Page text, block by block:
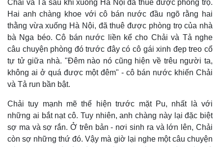
Kinh tế
Bất động sản
Khởi nghiệp
Thị trường
Giá vàng
Tiêu dùng
Tỷ giá
Chứng khoán
Chải và Tả sau khi xuống Hà Nội đã thuê được phòng trọ.
Hai anh chàng khoe với cô bán nước đầu ngõ rằng hai
thằng vừa xuống Hà Nội, đã thuê được phòng trọ của nhà
bà Nga béo. Cô bán nước liền kể cho Chải và Tả nghe
câu chuyện phòng đó trước đây có cô gái xinh đẹp treo cổ
tự tử giữa nhà. "Đêm nào nó cũng hiện về trêu người ta,
không ai ở quá được một đêm" - cô bán nước khiến Chải
và Tả run bần bật.
Chải tuy mạnh mẽ thể hiện trước mặt Pu, nhất là với
những ai bắt nạt cô. Tuy nhiên, anh chàng này lại đặc biệt
sợ ma và sợ rắn. Ở trên bản - nơi sinh ra và lớn lên, Chải
còn sợ những thứ đó. Vậy mà giờ lại nghe một câu chuyện